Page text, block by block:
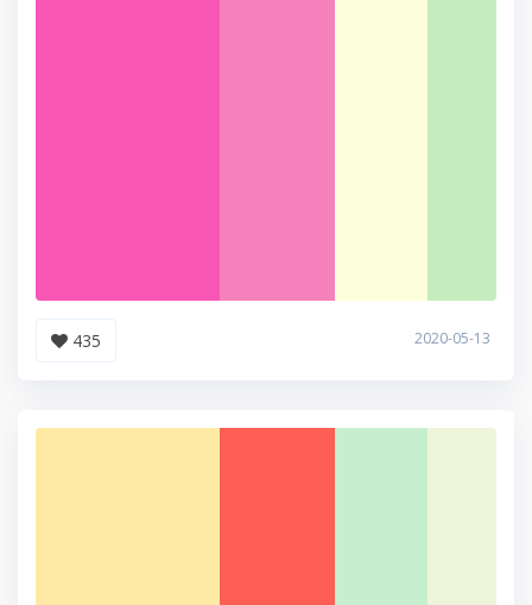
435 2020-05-13